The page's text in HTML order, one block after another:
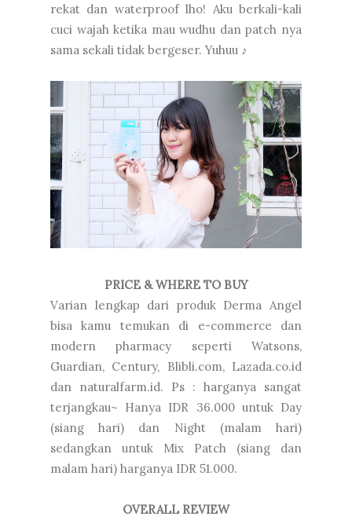
rekat dan waterproof lho! Aku berkali-kali
cuci wajah ketika mau wudhu dan patch nya
sama sekali tidak bergeser. Yuhuu ♪
PRICE & WHERE TO BUY
Varian lengkap dari produk Derma Angel
bisa kamu temukan di e-commerce dan
modern pharmacy seperti Watsons,
Guardian, Century, Blibli.com, Lazada.co.id
dan naturalfarm.id. Ps : harganya sangat
terjangkau~ Hanya IDR 36.000 untuk Day
(siang hari) dan Night (malam hari)
sedangkan untuk Mix Patch (siang dan
malam hari) harganya IDR 51.000.
OVERALL REVIEW